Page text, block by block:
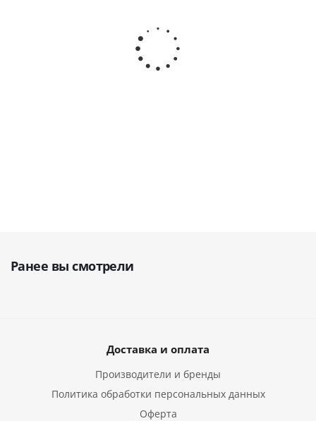
Стоматологический
компрессор - W-
602B · Wuerwei
Ранее вы смотрели
Доставка и оплата
Производители и бренды
Политика обработки персональных данных
Оферта